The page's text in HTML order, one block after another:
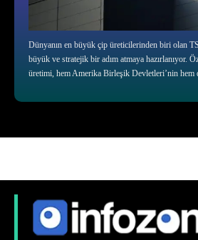
Dünyanın en büyük çip üreticilerinden biri olan
büyük ve stratejik bir adım atmaya hazırlanıyor.
üretimi, hem Amerika Birleşik Devletleri’nin hem